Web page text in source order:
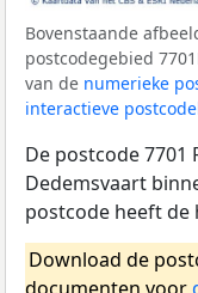
Bovenstaande
postcodegebied
van de numerieke
interactieve
De postcode 7701
Dedemsvaart
postcode heeft de
Download de